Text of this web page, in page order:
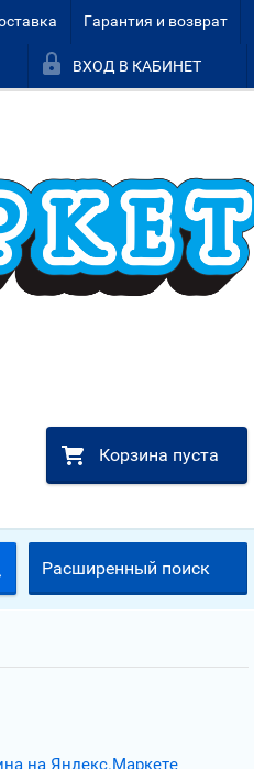
Гарантия и возврат
ВХОД В КАБИНЕТ
Корзина пуста
Расширенный поиск